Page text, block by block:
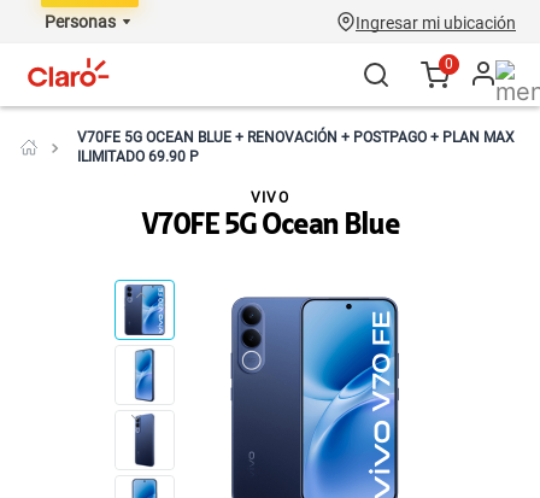
Personas Ingresar mi ubicación
0
V70FE 5G OCEAN BLUE + RENOVACIÓN + POSTPAGO + PLAN MAX
ILIMITADO 69.90 P
V70FE 5G Ocean Blue
VIVO